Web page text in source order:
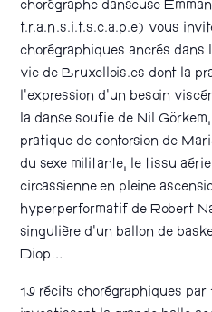
chorégraphe danseuse
t.r.a.n.s.i.t.s.c.a.p.e) vous
chorégraphiques ancrés dans
vie de Bruxellois.es dont la
l’expression d’un besoin
la danse soufie de Nil
pratique de contorsion de
du sexe militante, le tissu
circassienne en pleine
hyperperformatif de Robert
singulière d’un ballon de
Diop…
19 récits chorégraphiques par